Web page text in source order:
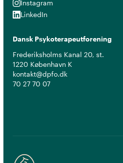
Instagram
Instagram
LinkedIn
LinkedIn
Dansk Psykoterapeutforening
Frederiksholms Kanal 20, st.
1220 København K
kontakt@dpfo.dk
70 27 70 07